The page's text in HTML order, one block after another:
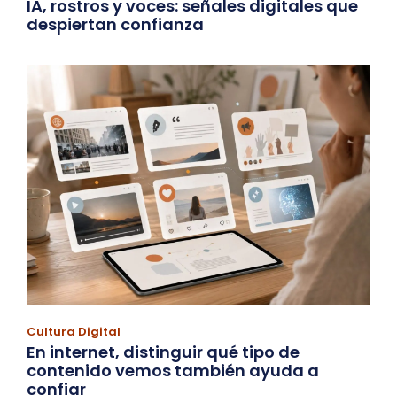
IA, rostros y voces: señales digitales que
despiertan confianza
Cultura Digital
En internet, distinguir qué tipo de
contenido vemos también ayuda a
confiar